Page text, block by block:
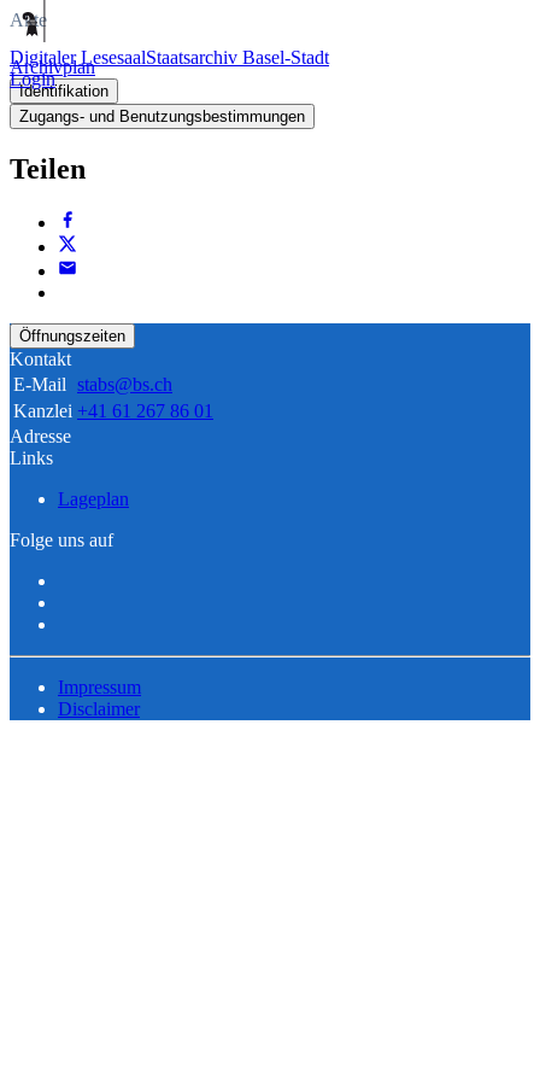
Digitaler LesesaalStaatsarchiv Basel-Stadt
Login
Akte
Archivplan
Identifikation
Zugangs- und Benutzungsbestimmungen
Teilen
Öffnungszeiten
Kontakt
E-Mail stabs@bs.ch
Kanzlei +41 61 267 86 01
Adresse
Links
Lageplan
Folge uns auf
Impressum
Disclaimer